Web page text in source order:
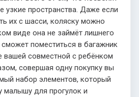
узкие пространства. Даже если
их с шасси, коляску можно
виде она не займёт лишнего
поместиться в багажник
вашей совместной с ребёнком
совершая одну покупку вы
набор элементов, который
малышу для прогулок и